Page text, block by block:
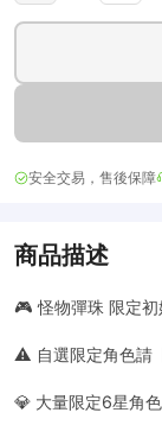
安全交易，售後保障
商品描述
🎮 怪物彈珠 限定
⚠️ 自選限定角色請
💎 大量限定6星角